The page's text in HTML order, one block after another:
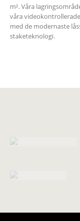
m². Våra
våra
med de modernaste
staketeknologi.